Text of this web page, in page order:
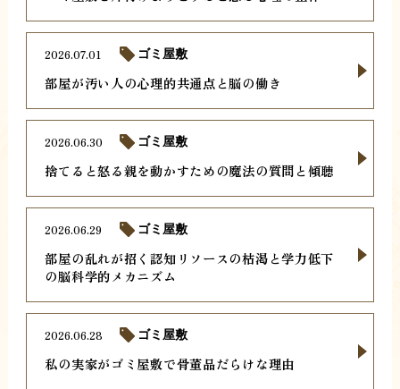
部屋が汚い人の心理的共通点と脳の働き
2026.07.01 ゴミ屋敷
捨てると怒る親を動かすための魔法の質問と傾聴
2026.06.30 ゴミ屋敷
部屋の乱れが招く認知リソースの枯渇と学力低下
の脳科学的メカニズム
2026.06.29 ゴミ屋敷
私の実家がゴミ屋敷で骨董品だらけな理由
2026.06.28 ゴミ屋敷